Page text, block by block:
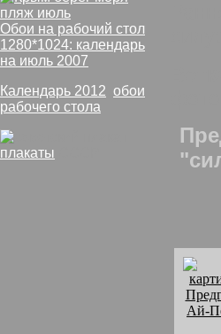
Обои на рабочий стол
1280*1024: календарь
на июль 2007
Календарь 2012 обои
рабочего стола
плакаты